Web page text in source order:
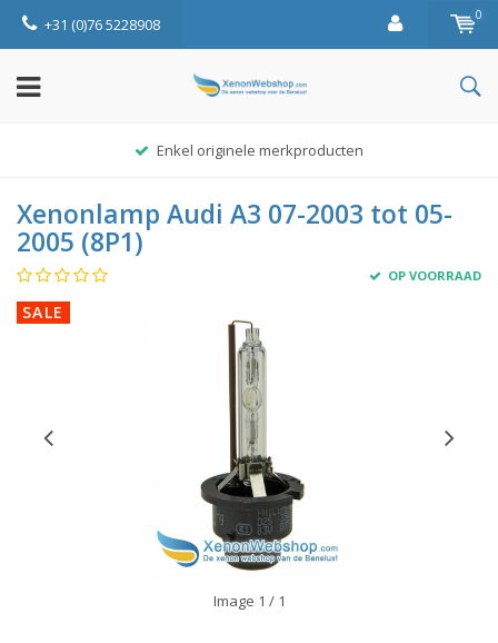
+31 (0)76 5228908 0
Enkel originele merkproducten
Xenonlamp Audi A3 07-2003 tot 05-
2005 (8P1)
OP VOORRAAD
SALE
Image 1 / 1